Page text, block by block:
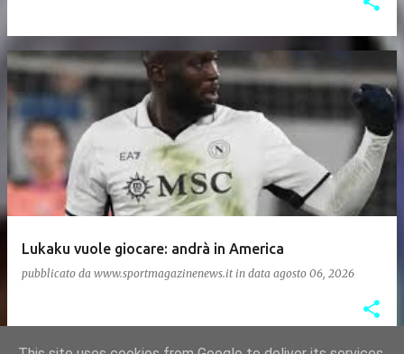
Lukaku vuole giocare: andrà in America
pubblicato da www.sportmagazinenews.it in data agosto 06, 2026